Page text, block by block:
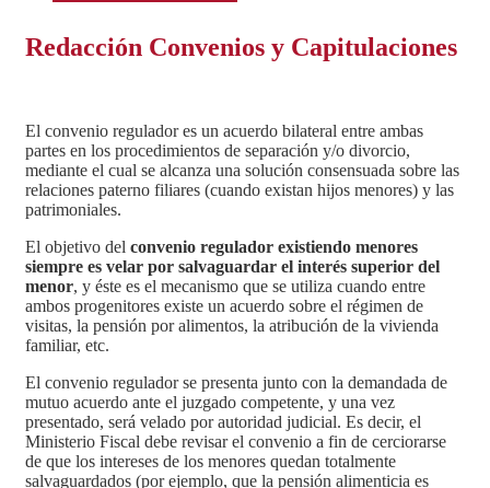
Redacción Convenios y Capitulaciones
El convenio regulador es un acuerdo bilateral entre ambas
partes en los procedimientos de separación y/o divorcio,
mediante el cual se alcanza una solución consensuada sobre las
relaciones paterno filiares (cuando existan hijos menores) y las
patrimoniales.
El objetivo del convenio regulador existiendo menores
siempre es velar por salvaguardar el interés superior del
menor, y éste es el mecanismo que se utiliza cuando entre
ambos progenitores existe un acuerdo sobre el régimen de
visitas, la pensión por alimentos, la atribución de la vivienda
familiar, etc.
El convenio regulador se presenta junto con la demandada de
mutuo acuerdo ante el juzgado competente, y una vez
presentado, será velado por autoridad judicial. Es decir, el
Ministerio Fiscal debe revisar el convenio a fin de cerciorarse
de que los intereses de los menores quedan totalmente
salvaguardados (por ejemplo, que la pensión alimenticia es